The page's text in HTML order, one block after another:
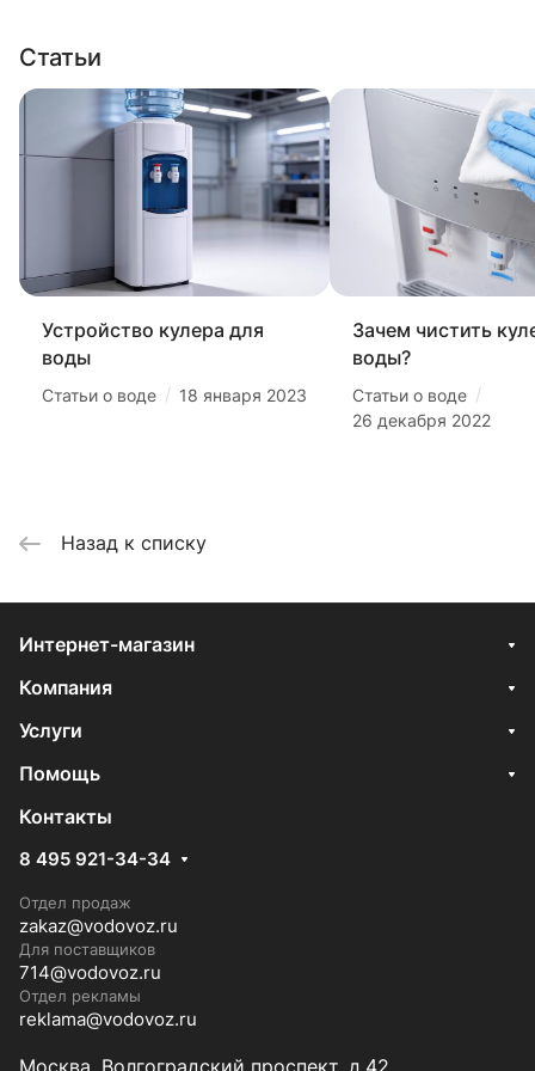
Статьи
Устройство кулера для
воды
Статьи о воде / 18 января 2023
Зачем чистить
воды?
Статьи о воде /
26 декабря 2022
Назад к списку
Интернет-магазин
Компания
Услуги
Помощь
Контакты
8 495 921-34-34
Отдел продаж
zakaz@vodovoz.ru
Для поставщиков
714@vodovoz.ru
Отдел рекламы
reklama@vodovoz.ru